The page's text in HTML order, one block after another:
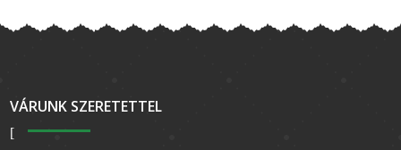
VÁRUNK SZERETETTEL